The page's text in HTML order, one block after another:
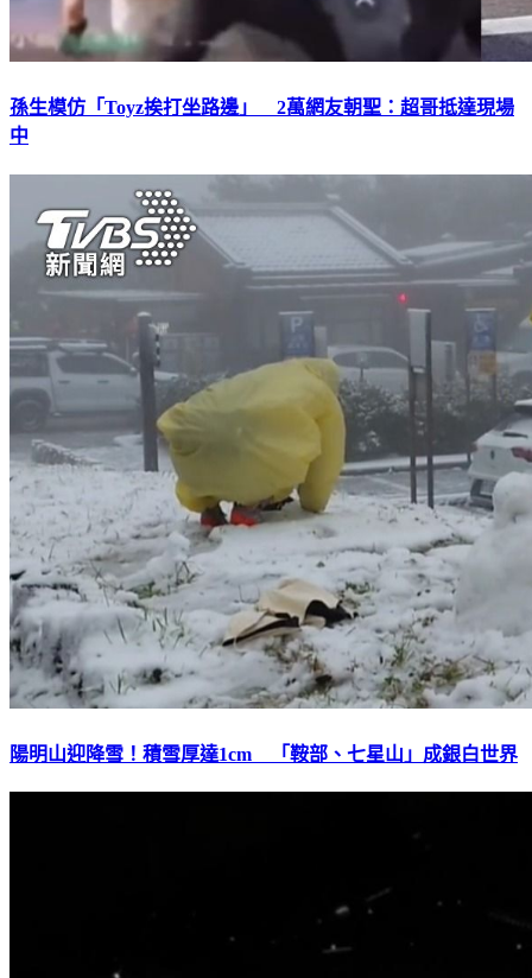
孫生模仿「Toyz挨打坐路邊」 2萬網友朝聖：超哥抵達現場
中
陽明山迎降雪！積雪厚達1cm 「鞍部、七星山」成銀白世界